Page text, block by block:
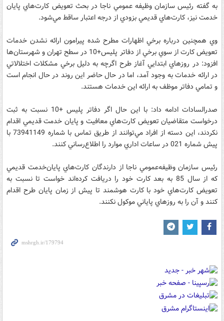
به گفته رئيس سازمان وظيفه عمومي ناجا در بحث تعويض كارت‌هاي پايان
خدمت نيز، كارت‌هاي قديمي بزودي از درجه اعتبار ساقط مي‌شود.
وي همچنين درباره برخي اظهارات مطرح شده پيرامون ارائه نشدن خدمات
تعويض كارت از سوي برخي از دفاتر پليس‌+‌10 در سطح تهران و شهرستان‌ها
افزود: در روزهاي ابتدايي آغاز طرح اگرچه به دليل برخي مشكلات اختلالاتي
در ارائه خدمات به وجود آمد، اما در حال حاضر اين روند در حال انجام است
و تمامي دفاتر موظف به ارائه اين خدمات هستند.
صدرالسادات ادامه داد: با اين حال اگر دفاتر پليس +10 نسبت به ثبت
درخواست متقاضيان تعويض كارت‌هاي معافيت و پايان خدمت قديمي اقدام
نكردند، اين دسته از افراد مي‌توانند از طريق تماس با شماره 73941149 با
پيش شماره 021 در ساعات اداري موارد را اطلاع‌رساني كنند.
رئيس سازمان وظيفه‌عمومي ناجا از دارندگان كارت‌هاي پايان‌خدمت قديمي
كه از سال 85 به بعد كارت خود را دريافت كرده‌اند خواست تا نسبت به
تعويض كارت‌هاي خود با كارت هوشمند تا پيش از زمان پايان طرح اقدام
كنند و آن را به روزهاي پاياني موكول نكنند.